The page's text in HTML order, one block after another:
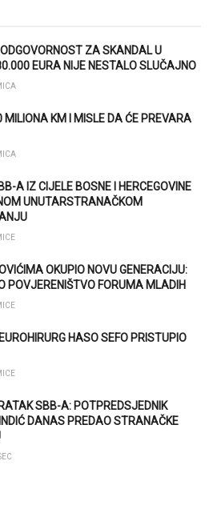
ZA SKANDAL U
EURA NIJE NESTALO SLUČAJNO
MILIONA KM I MISLE DA ĆE PREVARA
A IZ CIJELE BOSNE I HERCEGOVINE
UNUTARSTRANAČKOM
OKUPIO NOVU GENERACIJU:
POVJERENIŠTVO FORUMA MLADIH
HASO SEFO PRISTUPIO
SBB-A: POTPREDSJEDNIK
DANAS PREDAO STRANAČKE